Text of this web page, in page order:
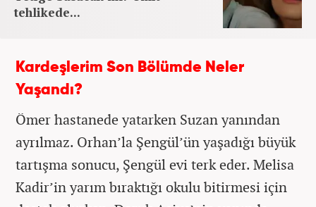
tehlikede...
Kardeşlerim Son Bölümde Neler
Yaşandı?
Ömer hastanede yatarken Suzan yanından
ayrılmaz. Orhan’la Şengül’ün yaşadığı büyük
tartışma sonucu, Şengül evi terk eder. Melisa
Kadir’in yarım bıraktığı okulu bitirmesi için